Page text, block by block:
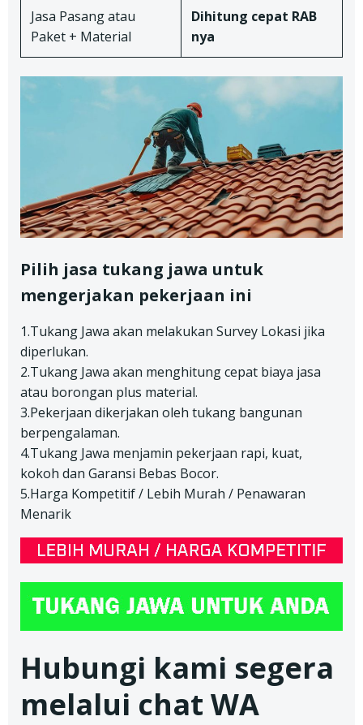
Jasa Pasang atau
Paket + Material
Dihitung cepat RAB
nya
Pilih jasa tukang jawa untuk
mengerjakan pekerjaan ini
1.Tukang Jawa akan melakukan Survey Lokasi jika
diperlukan.
2.Tukang Jawa akan menghitung cepat biaya jasa
atau borongan plus material.
3.Pekerjaan dikerjakan oleh tukang bangunan
berpengalaman.
4.Tukang Jawa menjamin pekerjaan rapi, kuat,
kokoh dan Garansi Bebas Bocor.
5.Harga Kompetitif / Lebih Murah / Penawaran
Menarik
Hubungi kami segera
melalui chat WA